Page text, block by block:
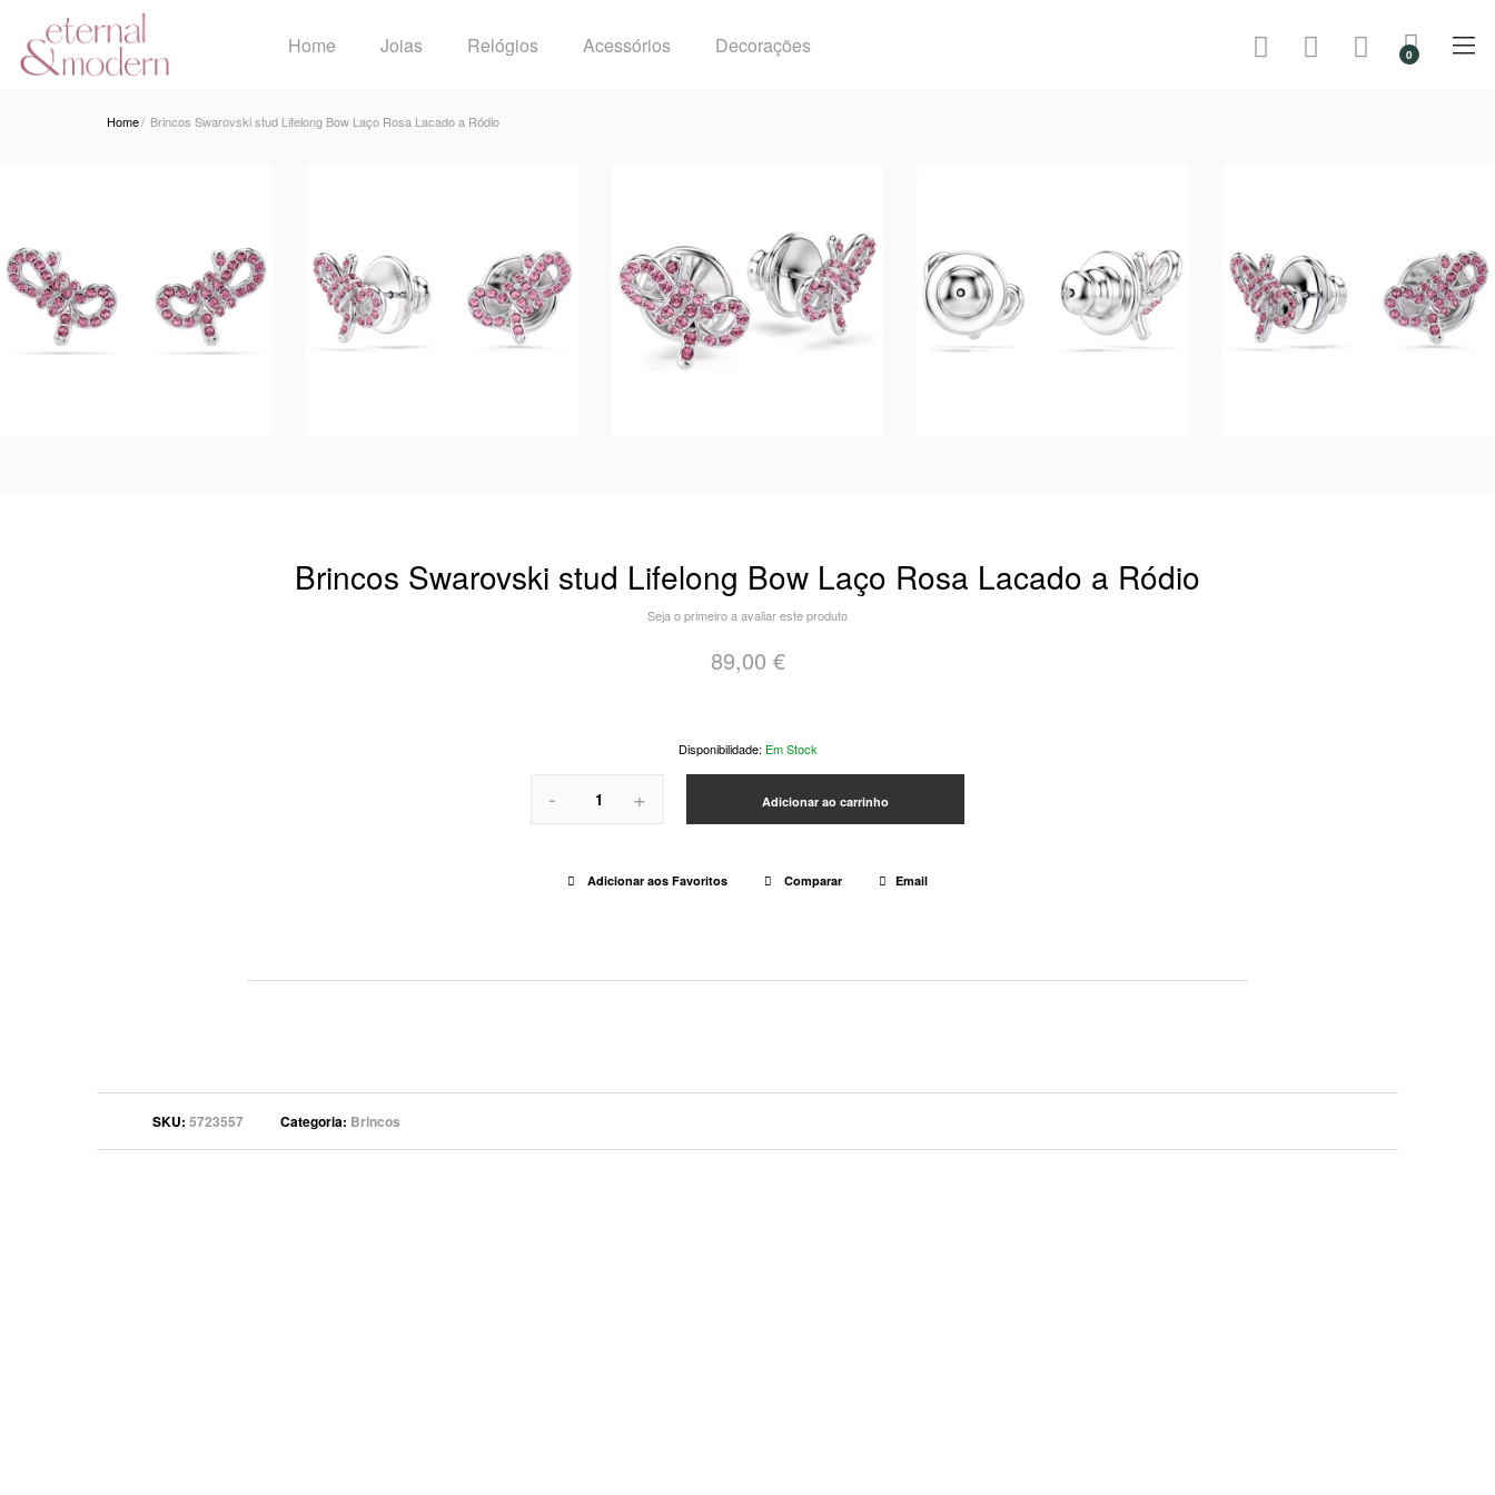
Home Joias Relógios Acessórios Decorações
Home Brincos Swarovski stud Lifelong Bow Laço Rosa Lacado a Ródio
Brincos Swarovski stud Lifelong Bow Laço Rosa Lacado a Ródio
Seja o primeiro a avaliar este produto
89,00 €
Em Stock
- + Adicionar ao carrinho
Adicionar aos Favoritos Comparar Email
SKU 5723557 Categoria Brincos